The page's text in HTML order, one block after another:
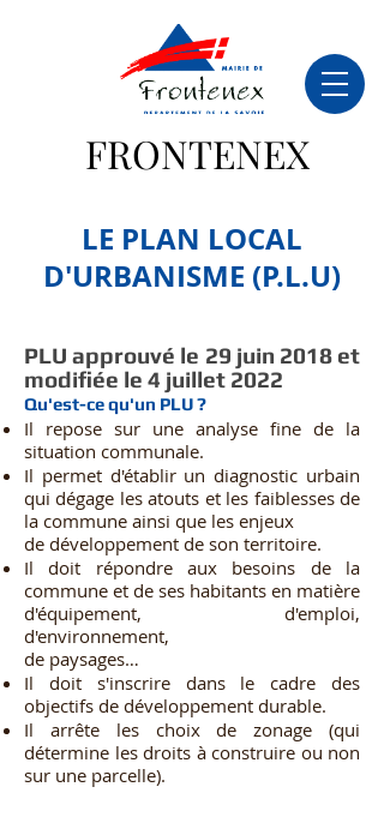
FRONTENEX
LE PLAN LOCAL
D'URBANISME (P.L.U)
PLU approuvé le 29 juin 2018 et
modifiée le 4 juillet 2022
Qu'est-ce qu'un PLU ?
Il repose sur une analyse fine de la
situation communale.
Il permet d'établir un diagnostic urbain
qui dégage les atouts et les faiblesses de
la commune ainsi que les enjeux
de développement de son territoire.
Il doit répondre aux besoins de la
commune et de ses habitants en matière
d'équipement, d'emploi,
d'environnement,
de paysages…
Il doit s'inscrire dans le cadre des
objectifs de développement durable.
Il arrête les choix de zonage (qui
détermine les droits à construire ou non
sur une parcelle).